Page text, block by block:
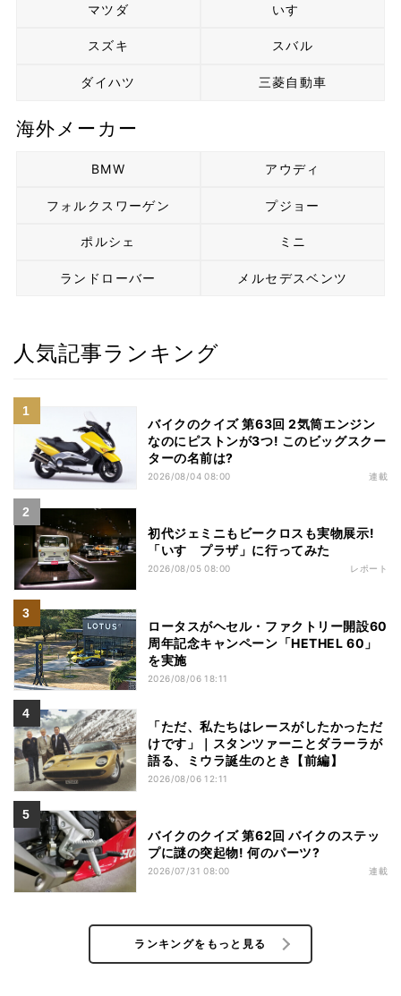
マツダ いすゞ
スズキ スバル
ダイハツ 三菱自動車
海外メーカー
BMW アウディ
フォルクスワーゲン プジョー
ポルシェ ミニ
ランドローバー メルセデスベンツ
人気記事ランキング
バイクのクイズ 第63回 2気筒エンジン
なのにピストンが3つ! このビッグスクー
ターの名前は?
2026/08/04 08:00 連載
初代ジェミニもビークロスも実物展示!
「いすゞプラザ」に行ってみた
2026/08/05 08:00 レポート
ロータスがヘセル・ファクトリー開設60
周年記念キャンペーン「HETHEL 60」
を実施
2026/08/06 18:11
「ただ、私たちはレースがしたかっただ
けです」｜スタンツァーニとダラーラが
語る、ミウラ誕生のとき【前編】
2026/08/06 12:11
バイクのクイズ 第62回 バイクのステッ
プに謎の突起物! 何のパーツ?
2026/07/31 08:00 連載
ランキングをもっと見る